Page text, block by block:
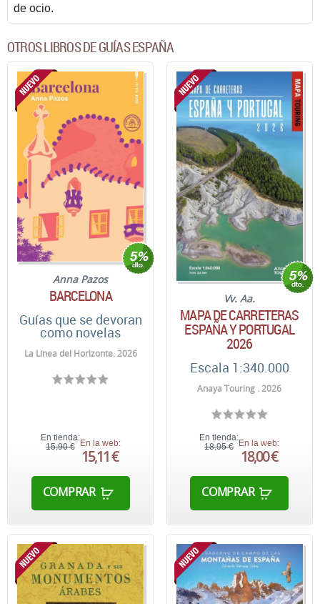
de ocio.
OTROS LIBROS DE GUÍAS ESPAÑA
Anna Pazos
BARCELONA
Guías que se devoran
como novelas
La Línea del Horizonte. 2026
En tienda:
15,90 € En la web:
15,11 €
COMPRAR
Vv. Aa.
MAPA DE CARRETERAS
ESPAÑA Y PORTUGAL
2026
Escala 1:340.000
Anaya Touring . 2026
En tienda:
18,95 € En la web:
18,00 €
COMPRAR